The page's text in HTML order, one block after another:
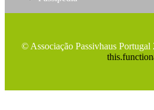
© Associação Passivhaus